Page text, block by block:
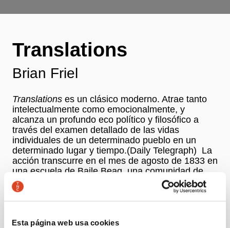
Esta página web usa cookies
Translations
Brian Friel
Translations es un clásico moderno. Atrae tanto
intelectualmente como emocionalmente, y
alcanza un profundo eco político y filosófico a
través del examen detallado de las vidas
individuales de un determinado pueblo en un
determinado lugar y tiempo.(Daily Telegraph) La
acción transcurre en el mes de agosto de 1833 en
una escuela de Baile Beag, una comunidad de
County Donegal de habla irlandesa. En un campo
cercano se ha instalado un destacamento de los
Royal Engineers para llevar a cabo una
topónimos locales gaélicos han de ser registrados